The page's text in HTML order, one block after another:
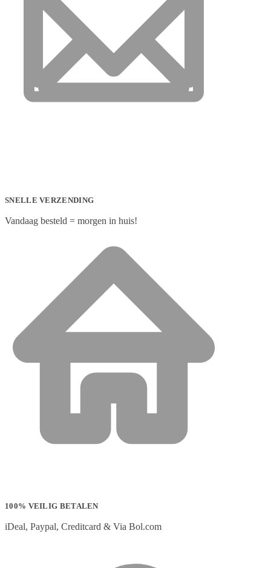
SNELLE VERZENDING
Vandaag besteld = morgen in huis!
100% VEILIG BETALEN
iDeal, Paypal, Creditcard & Via Bol.com